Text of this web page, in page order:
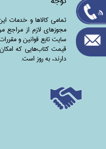
تمامی‌ کالاها و خدمات
مجوزهای لازم از مراجع
سایت تابع قوانین و
قیمت کتاب‌هایی که
دارند،‌ به روز است.